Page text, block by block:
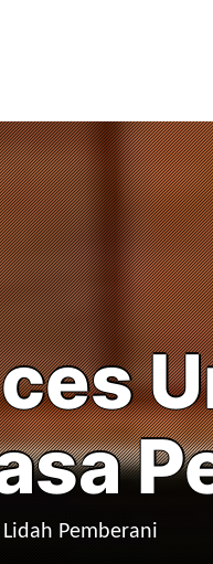
Pemberani